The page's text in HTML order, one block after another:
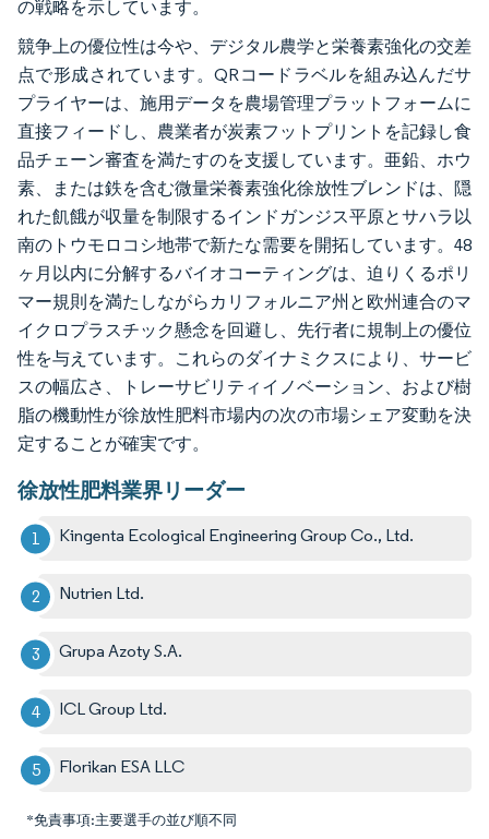
の戦略を示しています。
競争上の優位性は今や、デジタル農学と栄養素強化の交差
点で形成されています。QRコードラベルを組み込んだサ
プライヤーは、施用データを農場管理プラットフォームに
直接フィードし、農業者が炭素フットプリントを記録し食
品チェーン審査を満たすのを支援しています。亜鉛、ホウ
素、または鉄を含む微量栄養素強化徐放性ブレンドは、隠
れた飢餓が収量を制限するインドガンジス平原とサハラ以
南のトウモロコシ地帯で新たな需要を開拓しています。48
ヶ月以内に分解するバイオコーティングは、迫りくるポリ
マー規則を満たしながらカリフォルニア州と欧州連合のマ
イクロプラスチック懸念を回避し、先行者に規制上の優位
性を与えています。これらのダイナミクスにより、サービ
スの幅広さ、トレーサビリティイノベーション、および樹
脂の機動性が徐放性肥料市場内の次の市場シェア変動を決
定することが確実です。
徐放性肥料業界リーダー
Kingenta Ecological Engineering Group Co., Ltd.
Nutrien Ltd.
Grupa Azoty S.A.
ICL Group Ltd.
Florikan ESA LLC
*免責事項:主要選手の並び順不同